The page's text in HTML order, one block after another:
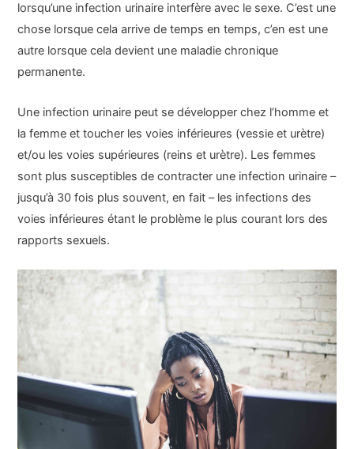
lorsqu’une infection urinaire interfère avec le sexe. C’est une
chose lorsque cela arrive de temps en temps, c’en est une
autre lorsque cela devient une maladie chronique
permanente.
Une infection urinaire peut se développer chez l’homme et
la femme et toucher les voies inférieures (vessie et urètre)
et/ou les voies supérieures (reins et urètre). Les femmes
sont plus susceptibles de contracter une infection urinaire –
jusqu’à 30 fois plus souvent, en fait – les infections des
voies inférieures étant le problème le plus courant lors des
rapports sexuels.